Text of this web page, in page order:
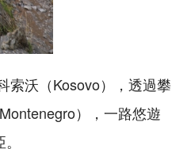
索沃（Kosovo），透過攀
Montenegro），一路悠遊